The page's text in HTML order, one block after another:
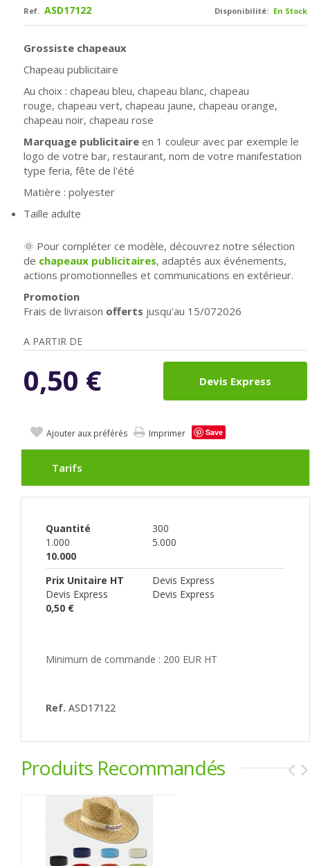
Disponibilité: En Stock
Ref. ASD17122
Grossiste chapeaux
Chapeau publicitaire
Au choix : chapeau bleu, chapeau blanc, chapeau
rouge, chapeau vert, chapeau jaune, chapeau orange,
chapeau noir, chapeau rose
Marquage publicitaire en 1 couleur avec par exemple le
logo de votre bar, restaurant, nom de votre manifestation
type feria, fête de l'été
Matière : polyester
Taille adulte
🌞 Pour compléter ce modèle, découvrez notre sélection
de chapeaux publicitaires, adaptés aux événements,
actions promotionnelles et communications en extérieur.
Promotion
Frais de livraison offerts jusqu'au 15/072026
A PARTIR DE
0,50 € Devis Express
Ajouter aux préférés Imprimer Save
Tarifs
Quantité
300
1.000
5.000
10.000
Prix Unitaire HT
Devis Express
Devis Express
Devis Express
0,50 €
Minimum de commande : 200 EUR HT
Ref. ASD17122
Produits Recommandés